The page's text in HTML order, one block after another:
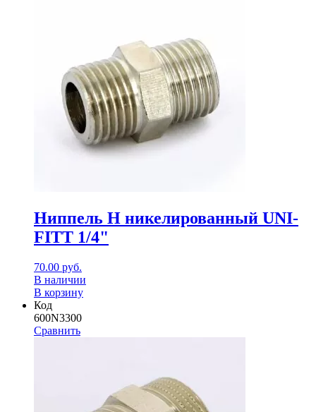
Ниппель Н никелированный UNI-
FITT 1/4"
70.00 руб.
В наличии
В корзину
Код
600N3300
Сравнить